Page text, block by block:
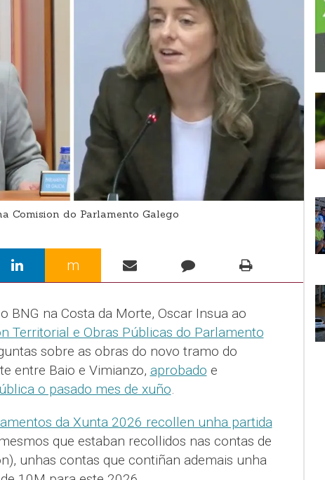
Comision do Parlamento Galego
m
BNG na Costa da Morte, Oscar Insua ao
Territorial e Obras Públicas do Parlamento
sobre as obras do novo tramo do
entre Baio e Vimianzo, aprobado e
o pasado mes de xuño.
da Xunta 2026 recollen unha partida
que estaban recollidos nas contas de
unhas contas que contiñan ademais unha